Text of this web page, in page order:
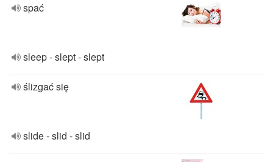
spać
sleep - slept - slept
ślizgać się
slide - slid - slid